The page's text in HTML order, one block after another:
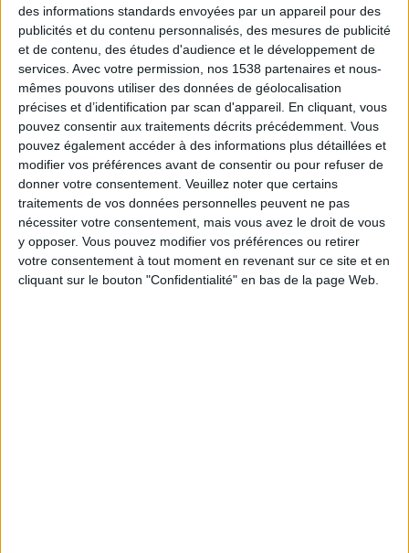
des informations standards envoyées par un appareil pour des
publicités et du contenu personnalisés, des mesures de publicité
et de contenu, des études d'audience et le développement de
services. Avec votre permission, nos 1538 partenaires et nous-
mêmes pouvons utiliser des données de géolocalisation
précises et d’identification par scan d'appareil. En cliquant, vous
pouvez consentir aux traitements décrits précédemment. Vous
pouvez également accéder à des informations plus détaillées et
modifier vos préférences avant de consentir ou pour refuser de
donner votre consentement. Veuillez noter que certains
traitements de vos données personnelles peuvent ne pas
nécessiter votre consentement, mais vous avez le droit de vous
y opposer. Vous pouvez modifier vos préférences ou retirer
votre consentement à tout moment en revenant sur ce site et en
cliquant sur le bouton "Confidentialité" en bas de la page Web.
Combien de kilos souhaitez-vous perdre ?
Moins de
5 kilos
De 5 à 10
kilos
Plus de
10 kilos
Webinaires en direct Voir tout
Chaque semaine, posez vos questions en live
en participant à des vidéo-conférences avec
Jean-Michel et les diététiciennes du
programme.